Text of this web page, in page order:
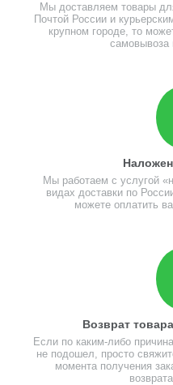
Мы доставляем товары
Почтой России и
крупном городе, то
самовывоза
Мы работаем с услугой
видах доставки по
можете оплатить
Возврат
Если по каким-либо
не подошел, просто
момента получения